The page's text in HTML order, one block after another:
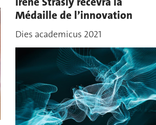
Médaille de l’innovation
Dies academicus 2021